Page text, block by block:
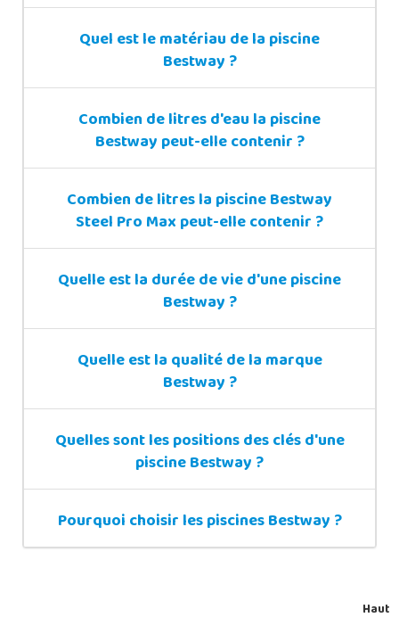
Quel est le matériau de la piscine
Bestway ?
Combien de litres d'eau la piscine
Bestway peut-elle contenir ?
Combien de litres la piscine Bestway
Steel Pro Max peut-elle contenir ?
Quelle est la durée de vie d'une piscine
Bestway ?
Quelle est la qualité de la marque
Bestway ?
Quelles sont les positions des clés d'une
piscine Bestway ?
Pourquoi choisir les piscines Bestway ?
Haut